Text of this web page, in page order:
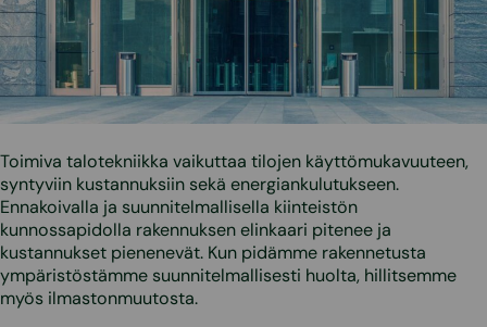
Toimiva talotekniikka vaikuttaa tilojen käyttömukavuuteen,
syntyviin kustannuksiin sekä energiankulutukseen.
Ennakoivalla ja suunnitelmallisella kiinteistön
kunnossapidolla rakennuksen elinkaari pitenee ja
kustannukset pienenevät. Kun pidämme rakennetusta
ympäristöstämme suunnitelmallisesti huolta, hillitsemme
myös ilmastonmuutosta.